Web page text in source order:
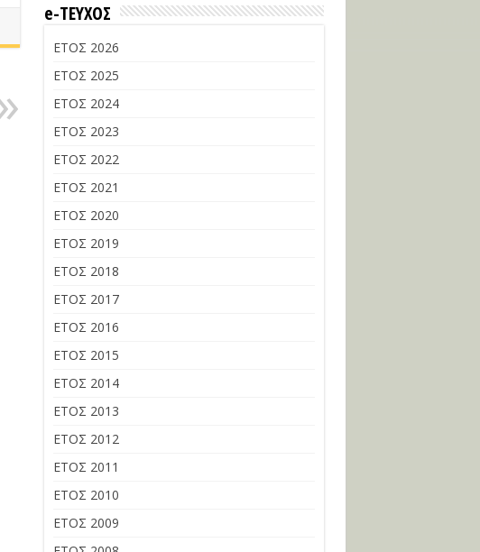
e-ΤΕΥΧΟΣ
ΕΤΟΣ 2026
ΕΤΟΣ 2025
ΕΤΟΣ 2024
ΕΤΟΣ 2023
ΕΤΟΣ 2022
ΕΤΟΣ 2021
ΕΤΟΣ 2020
ΕΤΟΣ 2019
ΕΤΟΣ 2018
ΕΤΟΣ 2017
ΕΤΟΣ 2016
ΕΤΟΣ 2015
ΕΤΟΣ 2014
ΕΤΟΣ 2013
ΕΤΟΣ 2012
ΕΤΟΣ 2011
ΕΤΟΣ 2010
ΕΤΟΣ 2009